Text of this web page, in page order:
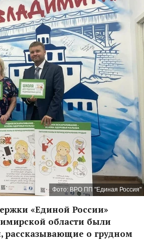
Фото: ВРО ПП "Единая Россия"
«Единой России»
области были
о грудном